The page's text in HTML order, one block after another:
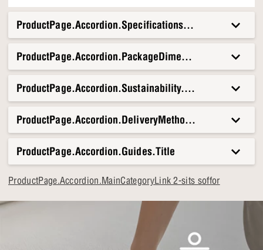
ProductPage.Accordion.Specifications.Title
ProductPage.Accordion.Sustainability.Title
ProductPage.Accordion.DeliveryMethods.Title
ProductPage.Accordion.Guides.Title
ProductPage.Accordion.MainCategoryLink 2-sits soffor